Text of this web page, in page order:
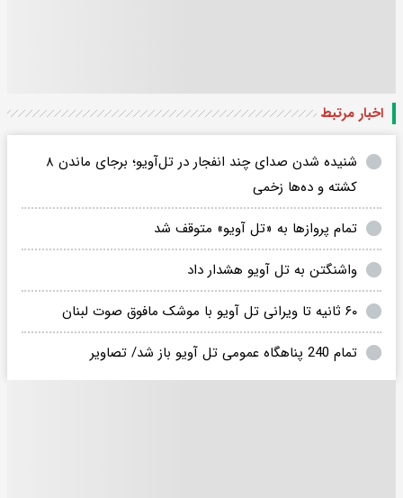
اخبار مرتبط
شنیده شدن صدای چند انفجار در تل‌آویو؛ برجای ماندن ۸
کشته و ده‌ها زخمی
تمام پروازها به «تل آویو» متوقف شد
واشنگتن به تل آویو هشدار داد
۶۰ ثانیه تا ویرانی تل آویو با موشک مافوق صوت لبنان
تمام 240 پناهگاه عمومی تل آویو باز شد/ تصاویر